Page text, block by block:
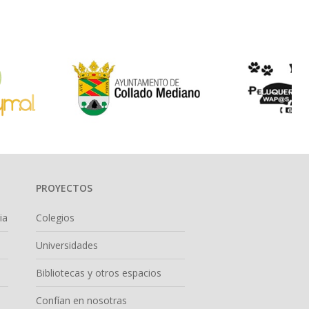
PROYECTOS
Colegios
Universidades
Bibliotecas y otros espacios
Confían en nosotras